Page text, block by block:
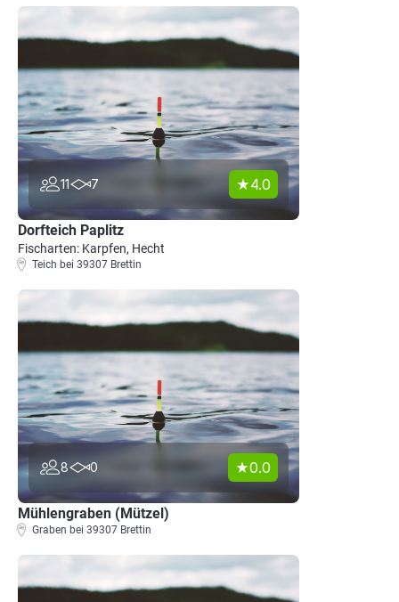
11 7 4.0
Dorfteich Paplitz
Fischarten: Karpfen, Hecht
Teich bei 39307 Brettin
8 0 0.0
Mühlengraben (Mützel)
Graben bei 39307 Brettin